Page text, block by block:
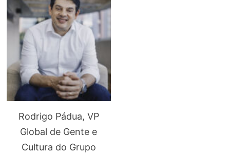
Rodrigo Pádua, VP
Global de Gente e
Cultura do Grupo